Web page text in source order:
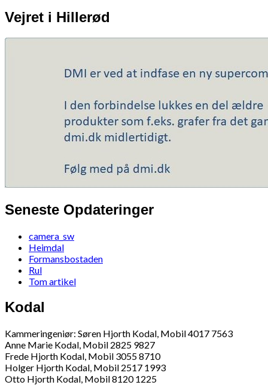
Vejret i Hillerød
Seneste Opdateringer
camera_sw
Heimdal
Formansbostaden
Rul
Tom artikel
Kodal
Kammeringeniør: Søren Hjorth Kodal, Mobil 4017 7563
Anne Marie Kodal, Mobil 2825 9827
Frede Hjorth Kodal, Mobil 3055 8710
Holger Hjorth Kodal, Mobil 2517 1993
Otto Hjorth Kodal, Mobil 8120 1225